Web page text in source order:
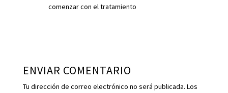
comenzar con el tratamiento
ENVIAR COMENTARIO
Tu dirección de correo electrónico no será publicada. Los